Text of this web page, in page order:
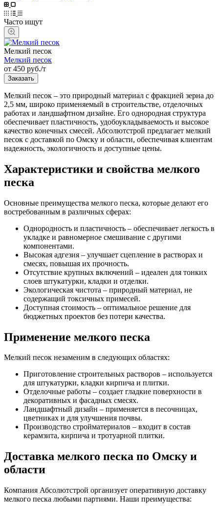
Часто ищут
Мелкий песок
Мелкий песок
от 450 руб./т
Заказать
Мелкий песок – это природный материал с фракцией зерна до
2,5 мм, широко применяемый в строительстве, отделочных
работах и ландшафтном дизайне. Его однородная структура
обеспечивает пластичность, удобоукладываемость и высокое
качество конечных смесей. Абсолютстрой предлагает мелкий
песок с доставкой по Омску и области, обеспечивая клиентам
надежность, экологичность и доступные цены.
Характеристики и свойства мелкого
песка
Основные преимущества мелкого песка, которые делают его
востребованным в различных сферах:
Однородность и пластичность – обеспечивает легкость в
укладке и равномерное смешивание с другими
компонентами.
Высокая адгезия – улучшает сцепление в растворах и
смесях, повышая их прочность.
Отсутствие крупных включений – идеален для тонких
слоев штукатурки, кладки и отделки.
Экологическая чистота – природный материал, не
содержащий токсичных примесей.
Доступная стоимость – оптимальное решение для
бюджетных проектов без потери качества.
Применение мелкого песка
Мелкий песок незаменим в следующих областях:
Приготовление строительных растворов – используется
для штукатурки, кладки кирпича и плитки.
Отделочные работы – создает гладкие поверхности в
декоративных и фасадных смесях.
Ландшафтный дизайн – применяется в песочницах,
цветниках и для улучшения почвы.
Производство стройматериалов – входит в состав
керамзита, кирпича и тротуарной плитки.
Доставка мелкого песка по Омску и
области
Компания Абсолютстрой организует оперативную доставку
мелкого песка любыми партиями. Наши преимущества: